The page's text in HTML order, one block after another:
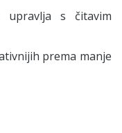
upravlja s čitavim
prema manje